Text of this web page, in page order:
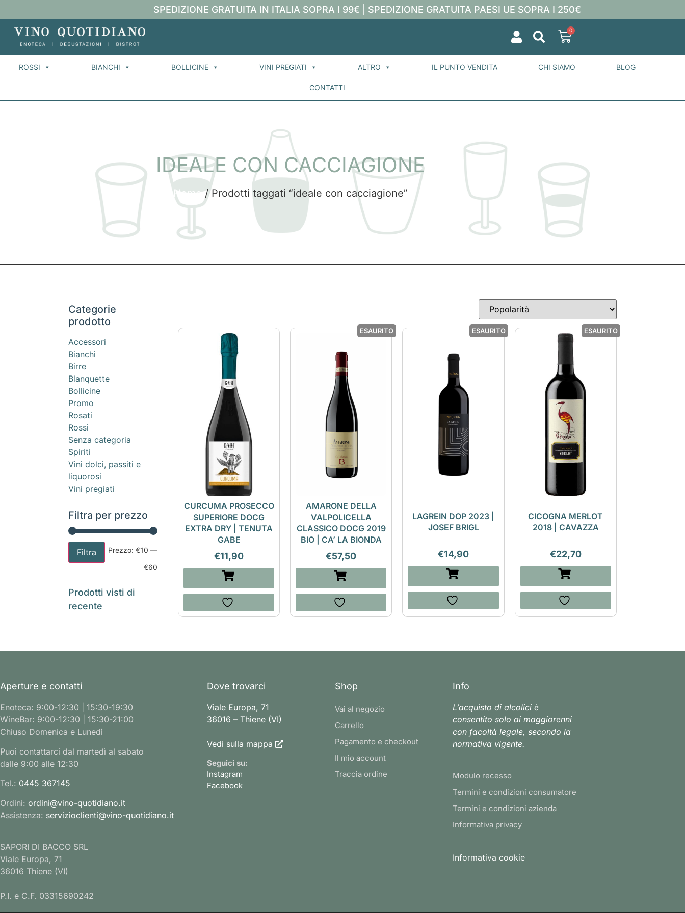
SPEDIZIONE GRATUITA IN ITALIA SOPRA I 99€ | SPEDIZIONE GRATUITA PAESI UE SOPRA I 250€
0
ROSSI BIANCHI BOLLICINE VINI PREGIATI ALTRO IL PUNTO VENDITA CHI SIAMO BLOG
CONTATTI
IDEALE CON CACCIAGIONE
Home/ Prodotti taggati “ideale con cacciagione”
Categorie
prodotto
Accessori
Bianchi
Birre
Blanquette
Bollicine
Promo
Rosati
Rossi
Senza categoria
Spiriti
Vini dolci, passiti e
liquorosi
Vini pregiati
Filtra per prezzo
Filtra Prezzo:€10 —
€60
Prodotti visti di
recente
CURCUMA PROSECCO
SUPERIORE DOCG
EXTRA DRY | TENUTA
GABE
€11,90
ESAURITO
AMARONE DELLA
VALPOLICELLA
CLASSICO DOCG 2019
BIO | CA’ LA BIONDA
€57,50
ESAURITO
LAGREIN DOP 2023 |
JOSEF BRIGL
€14,90
ESAURITO
CICOGNA MERLOT
2018 | CAVAZZA
€22,70
Aperture e contatti
Enoteca: 9:00-12:30 | 15:30-19:30
WineBar: 9:00-12:30 | 15:30-21:00
Chiuso Domenica e Lunedì
Puoi contattarci dal martedì al sabato
dalle 9:00 alle 12:30
Tel.: 0445 367145
Ordini: ordini@vino-quotidiano.it
Assistenza: servizioclienti@vino-quotidiano.it
SAPORI DI BACCO SRL
Viale Europa, 71
36016 Thiene (VI)
P.I. e C.F. 03315690242
Dove trovarci
Viale Europa, 71
36016 – Thiene (VI)
Vedi sulla mappa
Seguici su:
Instagram
Facebook
Shop
Vai al negozio
Carrello
Pagamento e checkout
Il mio account
Traccia ordine
Info
L’acquisto di alcolici è
consentito solo ai maggiorenni
con facoltà legale, secondo la
normativa vigente.
Modulo recesso
Termini e condizioni consumatore
Termini e condizioni azienda
Informativa privacy
Informativa cookie